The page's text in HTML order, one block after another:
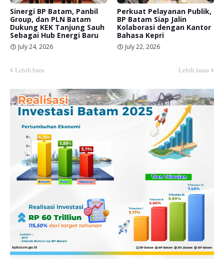
Sinergi BP Batam, Panbil
Group, dan PLN Batam
Dukung KEK Tanjung Sauh
Sebagai Hub Energi Baru
July 24, 2026
Perkuat Pelayanan Publik,
BP Batam Siap Jalin
Kolaborasi dengan Kantor
Bahasa Kepri
July 22, 2026
Lebih baru Lebih lama